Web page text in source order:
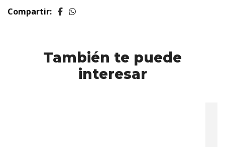
Compartir:
También te puede
interesar